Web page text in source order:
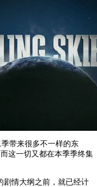
季带来很多不一样的东
这一切又都在本季季终集
剧情大纲之前，就已经计